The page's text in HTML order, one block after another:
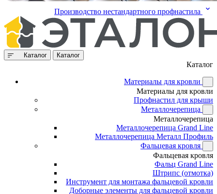
Производство нестандартного профнастила
Каталог Каталог
Каталог
Материалы для кровли
Материалы для кровли
Профнастил для крыши
Металлочерепица
Металлочерепица
Металлочерепица Grand Line
Металлочерепица Металл Профиль
Фальцевая кровля
Фальцевая кровля
Фальц Grand Line
Штрипс (отмотка)
Инструмент для монтажа фальцевой кровли
Доборные элементы для фальцевой кровли